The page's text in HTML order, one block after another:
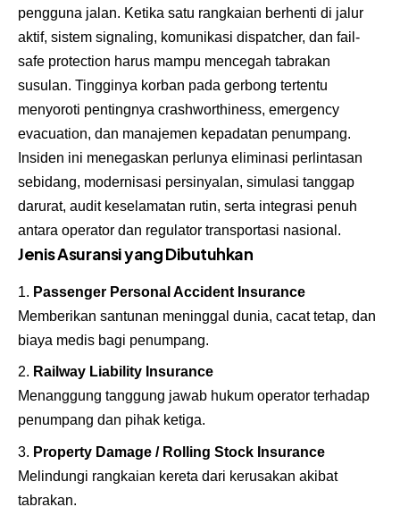
pengguna jalan. Ketika satu rangkaian berhenti di jalur
aktif, sistem signaling, komunikasi dispatcher, dan fail-
safe protection harus mampu mencegah tabrakan
susulan. Tingginya korban pada gerbong tertentu
menyoroti pentingnya crashworthiness, emergency
evacuation, dan manajemen kepadatan penumpang.
Insiden ini menegaskan perlunya eliminasi perlintasan
sebidang, modernisasi persinyalan, simulasi tanggap
darurat, audit keselamatan rutin, serta integrasi penuh
antara operator dan regulator transportasi nasional.
Jenis Asuransi yang Dibutuhkan
Passenger Personal Accident Insurance
Memberikan santunan meninggal dunia, cacat tetap, dan
biaya medis bagi penumpang.
Railway Liability Insurance
Menanggung tanggung jawab hukum operator terhadap
penumpang dan pihak ketiga.
Property Damage / Rolling Stock Insurance
Melindungi rangkaian kereta dari kerusakan akibat
tabrakan.